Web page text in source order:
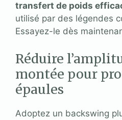
transfert de poids
utilisé par des légendes
Essayez-le dès
Réduire
montée pour
épaules
Adoptez un backswing